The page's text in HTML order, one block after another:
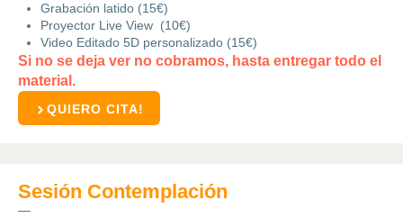
Grabación latido (15€)
Proyector Live View (10€)
Video Editado 5D personalizado (15€)
Si no se deja ver no cobramos, hasta entregar todo el
material.
QUIERO CITA!
Sesión Contemplación
—